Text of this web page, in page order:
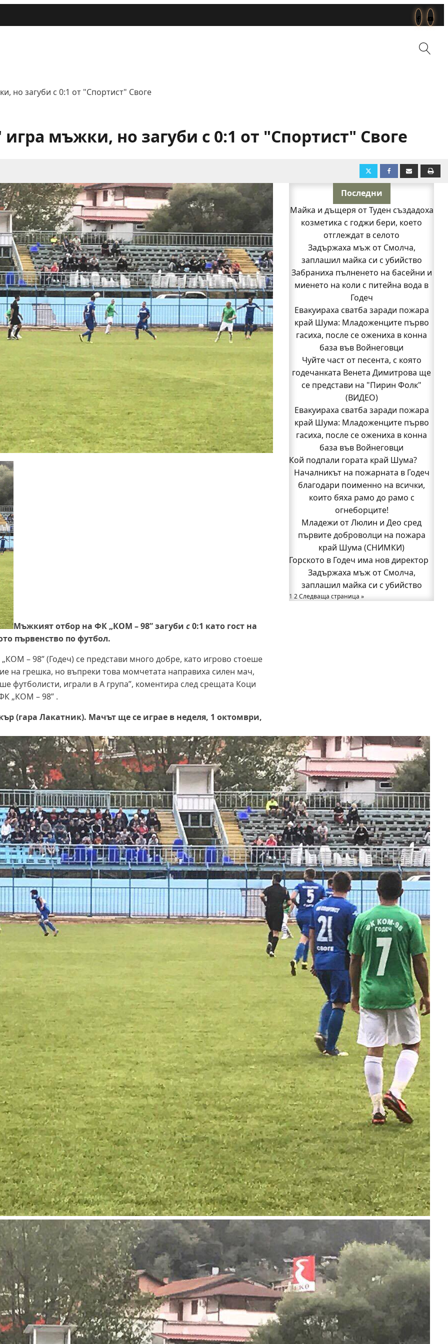
но загуби с 0:1 от "Спортист" Своге
мъжки, но загуби с 0:1 от "Спортист" Своге
Мъжкият отбор на ФК „КОМ – 98” загуби с0:1 като гост на
първенство по футбол.
– 98” (Годеч) се представи много добре, като игрово стоеше
на грешка, но въпреки това момчетата направиха силен мач,
футболисти, играли в А група”, коментира след срещата Коци
„КОМ – 98” .
(гара Лакатник). Мачът ще се играе в неделя, 1 октомври,
Последни
Майка и дъщеря от Туден създадоха
козметика с годжи бери, което
отглеждат в селото
Задържаха мъж от Смолча,
заплашил майка си с убийство
Забраниха пълненето на басейни и
миенето на коли с питейна вода в
Годеч
Евакуираха сватба заради пожара
край Шума: Младоженците първо
гасиха, после се ожениха в конна
база във Войнеговци
Чуйте част от песента, с която
годечанката Венета Димитрова ще
се представи на "Пирин Фолк"
(ВИДЕО)
Горското в Годеч има нов директор
Заповядайте! Магазинът на
"Бозмов" отваря врати в Годеч на 12
август
Бивш шеф на полицията в Годеч
оглави ОДМВР-Видин
Кой подпали гората край Шума?
Младежи от Люлин и Део сред
първите доброволци на пожара
край Шума (СНИМКИ)
Началникът на пожарната в Годеч
благодари поименно на всички,
които бяха рамо до рамо с
огнеборците!
150 декара гори, треви и храсти
изгоряха край Годеч, десетки
Евакуираха сватба заради пожара
край Шума: Младоженците първо
гасиха, после се ожениха в конна
база във Войнеговци
Кой подпали гората край Шума?
Началникът на пожарната в Годеч
благодари поименно на всички,
които бяха рамо до рамо с
огнеборците!
Младежи от Люлин и Део сред
първите доброволци на пожара
край Шума (СНИМКИ)
Горското в Годеч има нов директор
Задържаха мъж от Смолча,
заплашил майка си с убийство
1 2Следваща страница »